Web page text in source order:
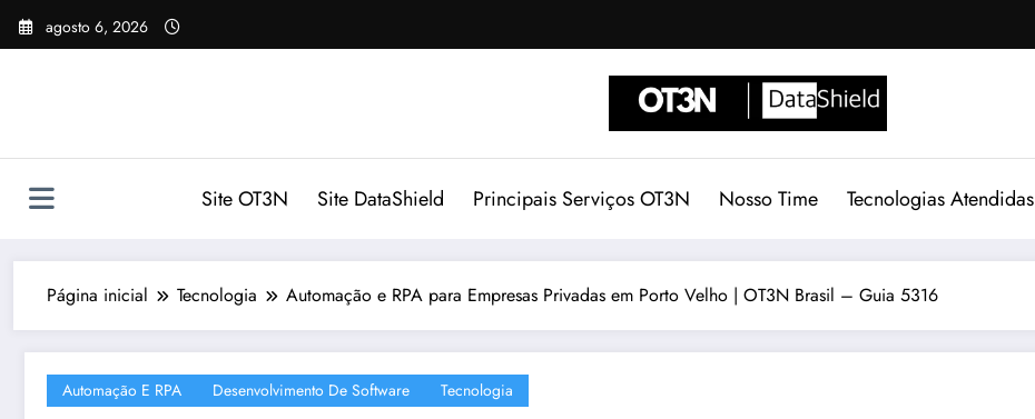
Pular
para
agosto 6, 2026
Site OT3N Site DataShield Principais Serviços OT3N Nosso Time Tecnologias Atendidas
Página inicial Tecnologia Automação e RPA para Empresas Privadas em Porto Velho | OT3N Brasil – Guia 5316
Automação E RPA Desenvolvimento De Software
Tecnologia